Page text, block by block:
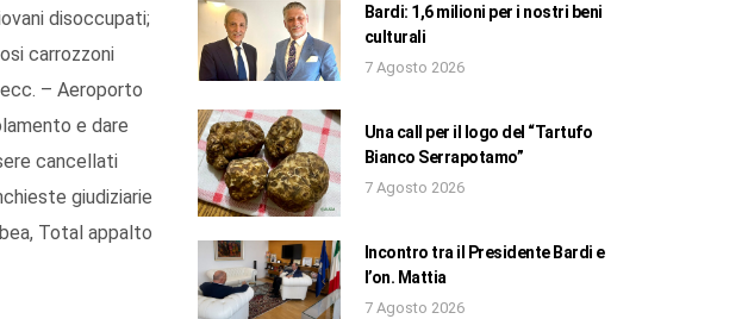
disoccupati;
carrozzoni
– Aeroporto
e dare
cancellati
giudiziarie
Total appalto
Bardi: 1,6 milioni per i nostri beni
culturali
7 Agosto 2026
Una call per il logo del “Tartufo
Bianco Serrapotamo”
7 Agosto 2026
Incontro tra il Presidente Bardi e
l’on. Mattia
7 Agosto 2026